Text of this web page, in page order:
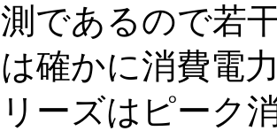
測であるので若
は確かに消費電
リーズはピーク